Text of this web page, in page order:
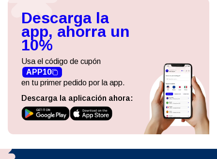
Descarga la
app, ahorra un
10%
Usa el código de cupón
APP10
en tu primer pedido por la app.
Descarga la aplicación ahora: